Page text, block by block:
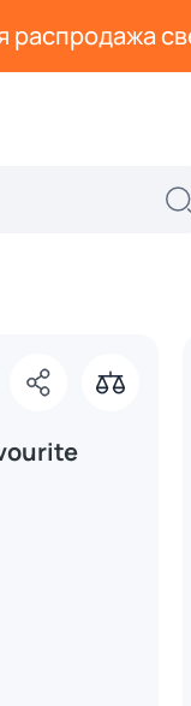
распродажа